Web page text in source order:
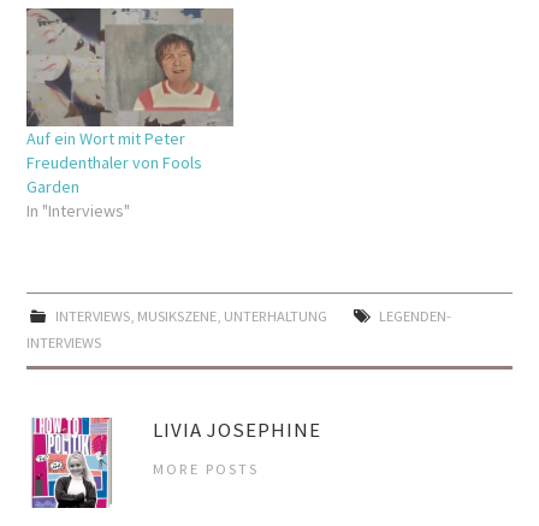
Auf ein Wort mit Peter
Freudenthaler von Fools
Garden
In "Interviews"
INTERVIEWS, MUSIKSZENE, UNTERHALTUNG
LEGENDEN-
INTERVIEWS
LIVIA JOSEPHINE
MORE POSTS